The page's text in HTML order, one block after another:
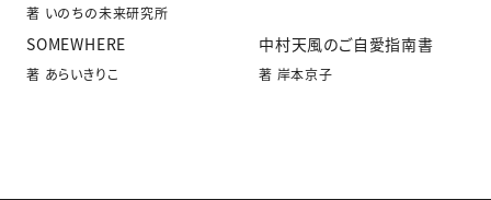
著 いのちの未来研究所
SOMEWHERE
著 あらいきりこ
中村天風のご自愛指南書
著 岸本京子